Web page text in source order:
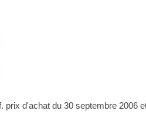
d'achat du 30 septembre 2006